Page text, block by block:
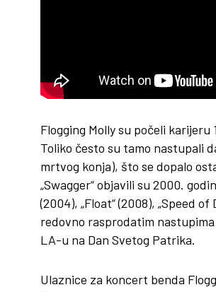
Flogging Molly su počeli
Toliko često su tamo nastupali
mrtvog konja), što se dopalo
„Swagger“ objavili su 2000.
(2004), „Float“ (2008), „Speed
redovno rasprodatim
LA-u na Dan Svetog Patrika.
Ulaznice za koncert benda